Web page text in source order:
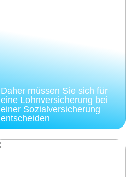
Daher müssen Sie sich für
eine Lohnversicherung bei
einer Sozialversicherung
entscheiden